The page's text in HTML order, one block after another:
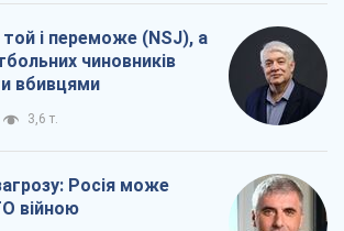
і переможе (NSJ), а
чиновників
вбивцями
3,6 т.
Росія може
війною